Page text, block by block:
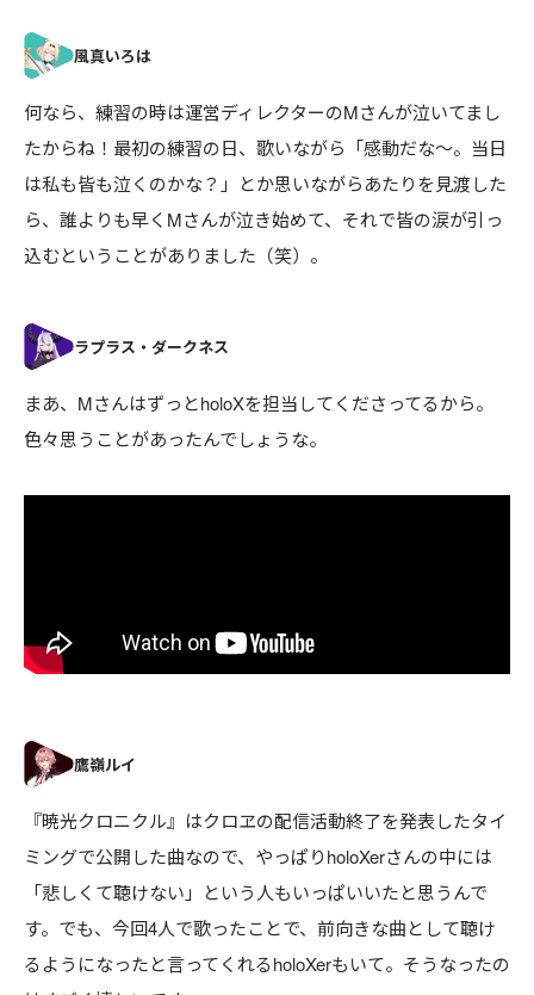
何なら、練習の時は運営ディレクターのMさんが泣いてまし
たからね！最初の練習の日、歌いながら「感動だな〜。当日
は私も皆も泣くのかな？」とか思いながらあたりを見渡した
ら、誰よりも早くMさんが泣き始めて、それで皆の涙が引っ
込むということがありました（笑）。
まあ、MさんはずっとholoXを担当してくださってるから。
色々思うことがあったんでしょうな。
『暁光クロニクル』はクロヱの配信活動終了を発表したタイ
ミングで公開した曲なので、やっぱりholoXerさんの中には
「悲しくて聴けない」という人もいっぱいいたと思うんで
す。でも、今回4人で歌ったことで、前向きな曲として聴け
るようになったと言ってくれるholoXerもいて。そうなったの